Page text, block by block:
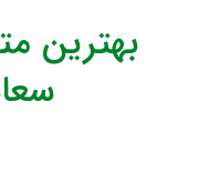
بهترین